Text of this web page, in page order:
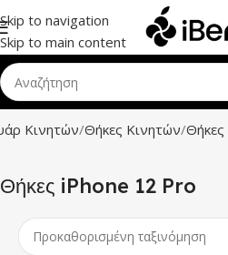
Skip to navigation
Skip to main content
Κινητών Θήκες Κινητών Θήκες
Θήκες iPhone 12 Pro